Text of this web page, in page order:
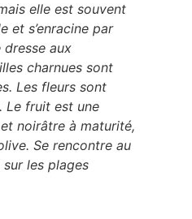
elle est souvent
et s’enracine par
aux
charnues sont
Les fleurs sont
Le fruit est une
noirâtre à maturité,
Se rencontre au
les plages